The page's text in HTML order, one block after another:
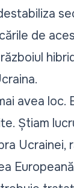
de
avea loc.
Știam